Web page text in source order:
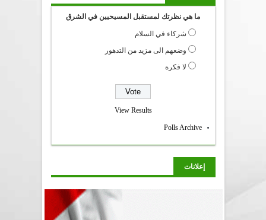
ما هي نظرتك لمستقبل المسيحيين في الشرق
شركاء في السلام
وضعهم الى مزيد من التدهور
لا فكرة
View Results
Polls Archive
إعلانات